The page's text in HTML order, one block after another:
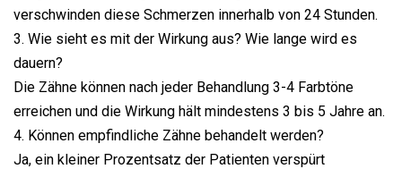
verschwinden diese Schmerzen innerhalb von 24 Stunden.
3. Wie sieht es mit der Wirkung aus? Wie lange wird es
dauern?
Die Zähne können nach jeder Behandlung 3-4 Farbtöne
erreichen und die Wirkung hält mindestens 3 bis 5 Jahre an.
4. Können empfindliche Zähne behandelt werden?
Ja, ein kleiner Prozentsatz der Patienten verspürt